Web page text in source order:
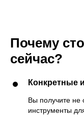
Почему
сейчас?
Конкретные
Вы получите
инструменты